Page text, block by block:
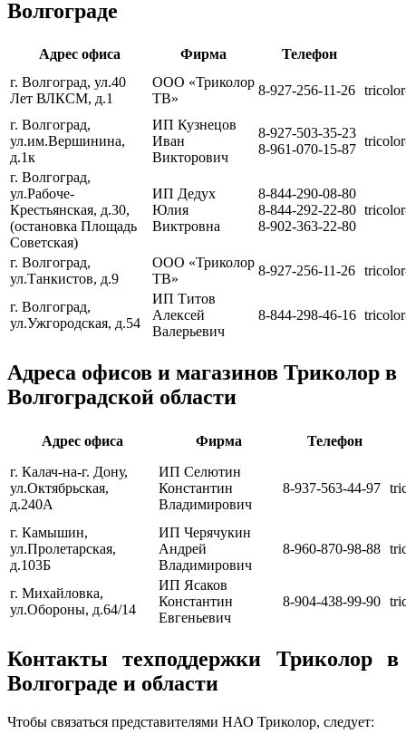
Волгограде
Адрес офиса Фирма
Телефон
г. Волгоград, ул.40
Лет ВЛКСМ, д.1
ООО «Триколор
ТВ»
8-927-256-11-26
г. Волгоград,
ул.им.Вершинина,
д.1к
ИП Кузнецов
Иван
Викторович
8-927-503-35-23
8-961-070-15-87
г. Волгоград,
ул.Рабоче-
Крестьянская, д.30,
(остановка Площадь
Советская)
ИП Дедух
Юлия
Виктровна
8-844-290-08-80
8-844-292-22-80
8-902-363-22-80
г. Волгоград,
ул.Танкистов, д.9
ООО «Триколор
ТВ»
8-927-256-11-26
г. Волгоград,
ул.Ужгородская, д.54
ИП Титов
Алексей
Валерьевич
8-844-298-46-16
Адреса офисов и магазинов Триколор в
Волгоградской области
Адрес офиса Фирма
Телефон
г. Калач-на-г. Дону,
ул.Октябрьская,
д.240А
ИП Селютин
Константин
Владимирович
8-937-563-44-97
г. Камышин,
ул.Пролетарская,
д.103Б
ИП Черячукин
Андрей
Владимирович
8-960-870-98-88
г. Михайловка,
ул.Обороны, д.64/14
ИП Ясаков
Константин
Евгеньевич
8-904-438-99-90
Контакты техподдержки Триколор в
Волгограде и области
Чтобы связаться представителями НАО Триколор, следует: